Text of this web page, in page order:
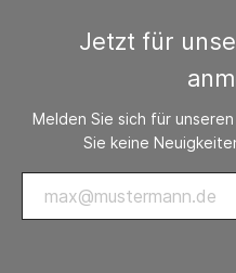
Jetzt für
Melden Sie sich für
Sie keine